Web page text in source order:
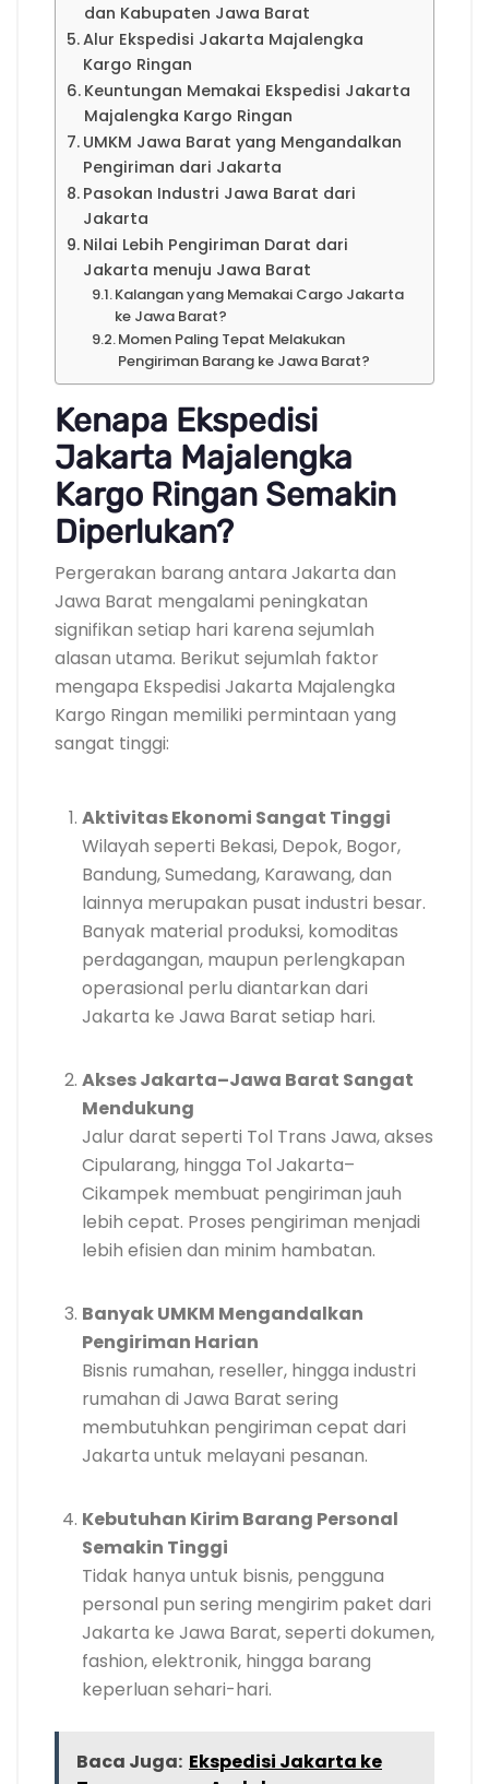
dan Kabupaten Jawa Barat
Alur Ekspedisi Jakarta Majalengka
Kargo Ringan
Keuntungan Memakai Ekspedisi Jakarta
Majalengka Kargo Ringan
UMKM Jawa Barat yang Mengandalkan
Pengiriman dari Jakarta
Pasokan Industri Jawa Barat dari
Jakarta
Nilai Lebih Pengiriman Darat dari
Jakarta menuju Jawa Barat
Kalangan yang Memakai Cargo Jakarta
ke Jawa Barat?
Momen Paling Tepat Melakukan
Pengiriman Barang ke Jawa Barat?
Kenapa Ekspedisi
Jakarta Majalengka
Kargo Ringan Semakin
Diperlukan?
Pergerakan barang antara Jakarta dan
Jawa Barat mengalami peningkatan
signifikan setiap hari karena sejumlah
alasan utama. Berikut sejumlah faktor
mengapa Ekspedisi Jakarta Majalengka
Kargo Ringan memiliki permintaan yang
sangat tinggi:
Aktivitas Ekonomi Sangat Tinggi
Wilayah seperti Bekasi, Depok, Bogor,
Bandung, Sumedang, Karawang, dan
lainnya merupakan pusat industri besar.
Banyak material produksi, komoditas
perdagangan, maupun perlengkapan
operasional perlu diantarkan dari
Jakarta ke Jawa Barat setiap hari.
Akses Jakarta–Jawa Barat Sangat
Mendukung
Jalur darat seperti Tol Trans Jawa, akses
Cipularang, hingga Tol Jakarta–
Cikampek membuat pengiriman jauh
lebih cepat. Proses pengiriman menjadi
lebih efisien dan minim hambatan.
Banyak UMKM Mengandalkan
Pengiriman Harian
Bisnis rumahan, reseller, hingga industri
rumahan di Jawa Barat sering
membutuhkan pengiriman cepat dari
Jakarta untuk melayani pesanan.
Kebutuhan Kirim Barang Personal
Semakin Tinggi
Tidak hanya untuk bisnis, pengguna
personal pun sering mengirim paket dari
Jakarta ke Jawa Barat, seperti dokumen,
fashion, elektronik, hingga barang
keperluan sehari-hari.
Baca Juga: Ekspedisi Jakarta ke